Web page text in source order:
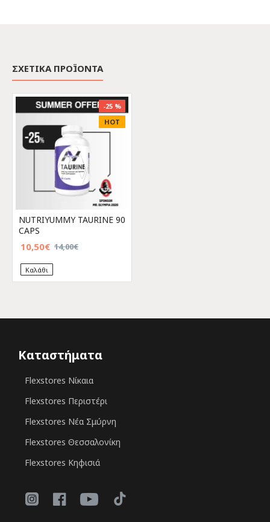
ΣΧΕΤΙΚΑ ΠΡΟΪΟΝΤΑ
HOT
-25 %
NUTRIYUMMY TAURINE 90
CAPS
10,50€ 14,00€
Καλάθι
Καταστήματα
Flexstores Νίκαια
Flexstores Περιστέρι
Flexstores Νέα Σμύρνη
Flexstores Θεσσαλονίκη
Flexstores Κηφισιά